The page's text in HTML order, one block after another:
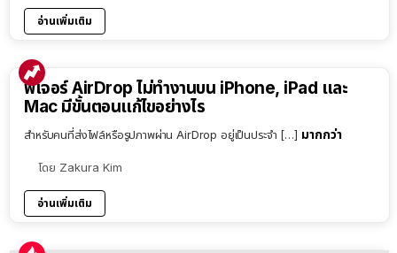
อ่านเพิ่มเติม
ฟีเจอร์ AirDrop ไม่ทำงานบน iPhone, iPad และ
Mac มีขั้นตอนแก้ไขอย่างไร
สำหรับคนที่ส่งไฟล์หรือรูปภาพผ่าน AirDrop อยู่เป็นประจำ […] มากกว่า
โดย Zakura Kim
อ่านเพิ่มเติม